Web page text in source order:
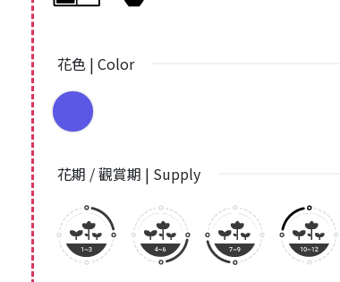
花色 | Color
花期 / 觀賞期 | Supply